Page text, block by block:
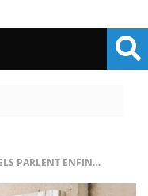
PARLENT ENFIN…